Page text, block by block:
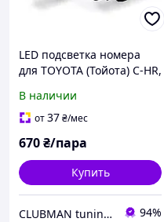
LED подсветка номера
для TOYOTA (Тойота) C-HR,
Scion
В наличии
от37₴/мес
670₴/пара
Купить
CLUBMAN tuning and auto accessories 94%